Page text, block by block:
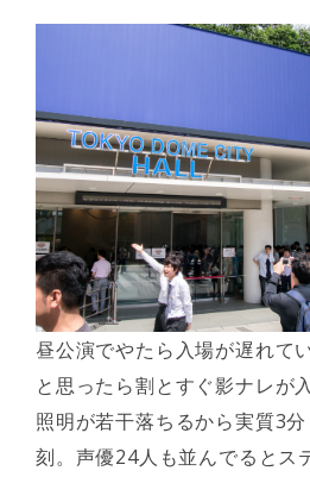
昼公演でやたら入場が遅れて
と思ったら割とすぐ影ナレが
照明が若干落ちるから実質3
刻。声優24人も並んでるとス